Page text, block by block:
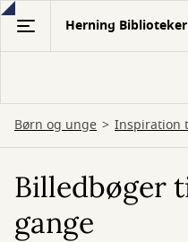
Gå
hovedindhold
Herning
Børn og unge Inspiration
Billedbøger
gange